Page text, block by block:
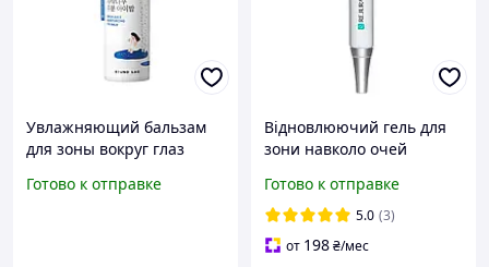
Увлажняющий бальзам
для зоны вокруг глаз
Moisturizing Eye Balm, 10
Готово к отправке
Відновлюючий гель для
зони навколо очей
15 мл
Готово к отправке
5.0 (3)
от 198₴/мес